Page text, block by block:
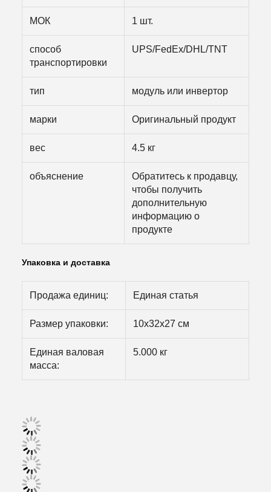
МОК 1 шт.
способ
транспортировки
UPS/FedEx/DHL/TNT
тип модуль или инвертор
марки Оригинальный продукт
вес 4.5 кг
объяснение
Обратитесь к продавцу,
чтобы получить
дополнительную
информацию о
продукте
Упаковка и доставка
Продажа единиц: Единая статья
Размер упаковки: 10х32х27 см
Единая валовая
масса:
5.000 кг